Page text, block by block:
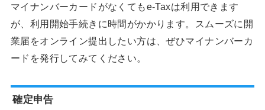
マイナンバーカードがなくてもe-Taxは利用できます
が、利用開始手続きに時間がかかります。スムーズに開
業届をオンライン提出したい方は、ぜひマイナンバーカ
ードを発行してみてください。
確定申告